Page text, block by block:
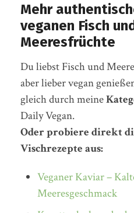
Mehr
veganen Fisch
Meeresfrüchte
Du liebst Fisch und
aber lieber vegan
gleich durch meine
Daily Vegan.
Oder probiere direkt
Vischrezepte aus:
Veganer Kaviar –
Meeresgeschmack